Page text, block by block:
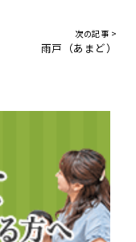
次の記事 >
雨戸（あまど）